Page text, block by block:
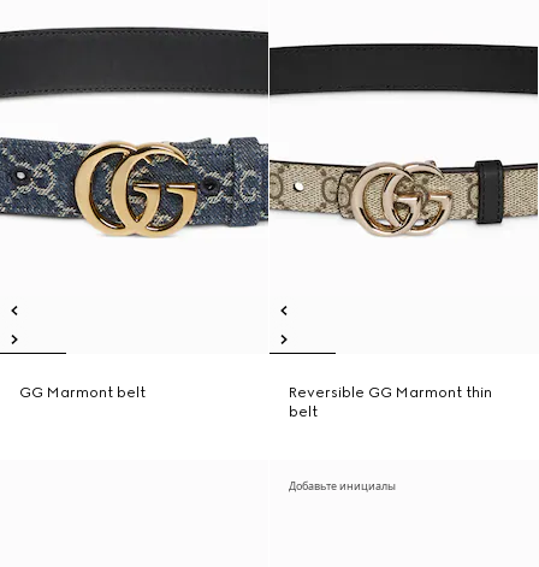
GG Marmont belt
Reversible GG Marmont thin
belt
Добавьте инициалы